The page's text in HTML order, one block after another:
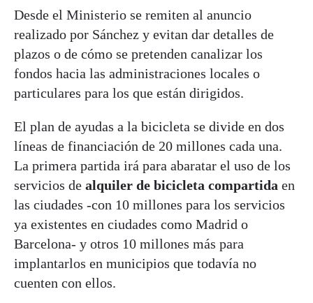
Desde el Ministerio se remiten al anuncio
realizado por Sánchez y evitan dar detalles de
plazos o de cómo se pretenden canalizar los
fondos hacia las administraciones locales o
particulares para los que están dirigidos.
El plan de ayudas a la bicicleta se divide en dos
líneas de financiación de 20 millones cada una.
La primera partida irá para abaratar el uso de los
servicios de alquiler de bicicleta compartida en
las ciudades -con 10 millones para los servicios
ya existentes en ciudades como Madrid o
Barcelona- y otros 10 millones más para
implantarlos en municipios que todavía no
cuenten con ellos.